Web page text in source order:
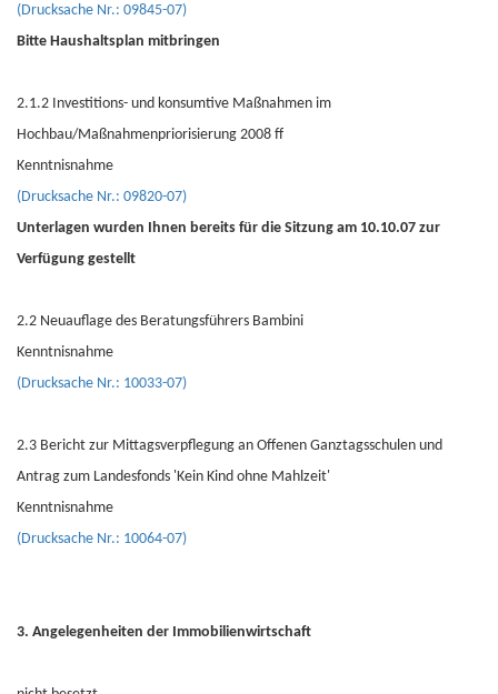
(Drucksache Nr.: 09845-07)
Bitte Haushaltsplan mitbringen
2.1.2 Investitions- und konsumtive Maßnahmen im
Hochbau/Maßnahmenpriorisierung 2008 ff
Kenntnisnahme
(Drucksache Nr.: 09820-07)
Unterlagen wurden Ihnen bereits für die Sitzung am 10.10.07 zur
Verfügung gestellt
2.2 Neuauflage des Beratungsführers Bambini
Kenntnisnahme
(Drucksache Nr.: 10033-07)
2.3 Bericht zur Mittagsverpflegung an Offenen Ganztagsschulen und
Antrag zum Landesfonds 'Kein Kind ohne Mahlzeit'
Kenntnisnahme
(Drucksache Nr.: 10064-07)
3. Angelegenheiten der Immobilienwirtschaft